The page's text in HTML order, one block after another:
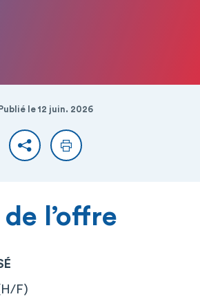
Publié le 12 juin. 2026
PartagerImprimer
l’offre
F)